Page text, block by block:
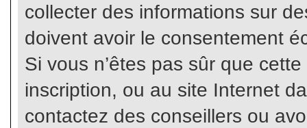
collecter des informations sur
doivent avoir le consentement
Si vous n’êtes pas sûr que
inscription, ou au site Internet
contactez des conseillers ou